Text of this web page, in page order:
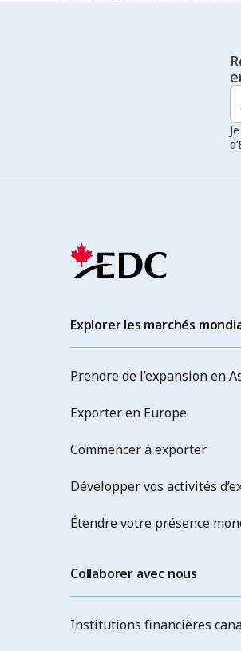
Explorer les marchés
Prendre de l’expansion en
Exporter en Europe
Commencer à exporter
Développer vos activités
Étendre votre présence
Collaborer avec nous
Institutions financières